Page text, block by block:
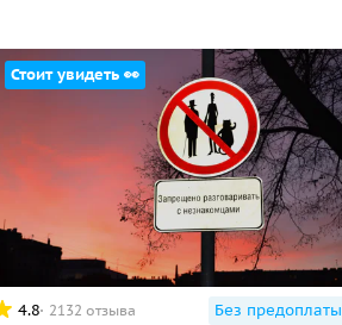
Стоит увидеть 👀
4.8 2132 отзыва Без предоплаты